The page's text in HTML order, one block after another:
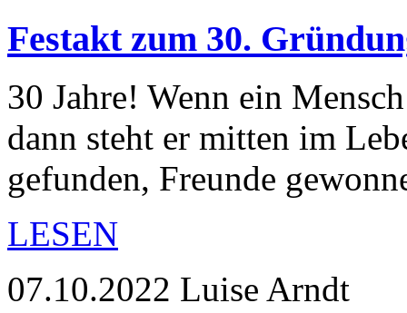
Festakt zum 30.
30 Jahre! Wenn ein
dann steht er mitten im
gefunden, Freunde
LESEN
07.10.2022 Luise Arndt